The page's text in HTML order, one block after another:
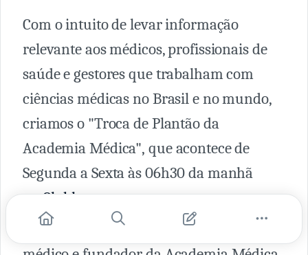
Com o intuito de levar informação
relevante aos médicos, profissionais de
saúde e gestores que trabalham com
ciências médicas no Brasil e no mundo,
criamos o "Troca de Plantão da
Academia Médica", que acontece de
Segunda a Sexta às 06h30 da manhã
noClubhouse.
Comandado por
Fernando Carbonieri